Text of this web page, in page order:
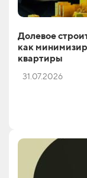
Долевое
как
квартиры
31.07.2026